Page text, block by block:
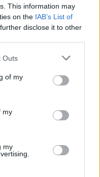
This information may
on the IAB’s List of
disclose it to other
one or more Google
You may click to
its third-party tags to
in below Google
Outs
of my
my
my
Νιλ, τα συγκινητικά
13 Ιουλίου - Σύμφωνα
του συνέβη